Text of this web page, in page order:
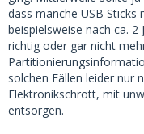
dass manche USB Sticks
beispielsweise nach ca.
richtig oder gar nicht
solchen Fällen leider nur
Elektronikschrott, mit
entsorgen.